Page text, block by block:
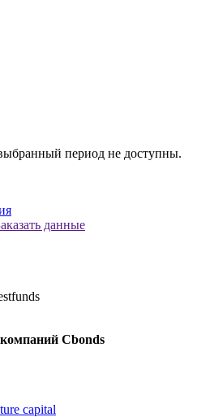
период не доступны.
данные
Cbonds
capital